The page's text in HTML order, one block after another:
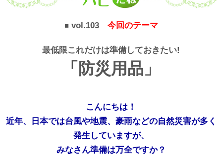
■vol.103 今回のテーマ
最低限これだけは準備しておきたい!
「防災用品」
こんにちは！
近年、日本では台風や地震、豪雨などの自然災害が多く
発生していますが、
みなさん準備は万全ですか？